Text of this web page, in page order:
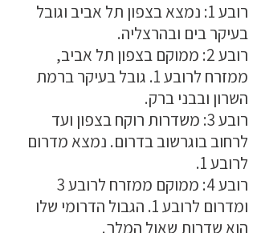
רובע 1: נמצא בצפון תל אביב וגובל
בעיקר בים ובהרצליה.
רובע 2: ממוקם בצפון תל אביב,
ממזרח לרובע 1. גובל בעיקר ברמת
השרון ובבני ברק.
רובע 3: משדרות רוקח בצפון ועד
לרחוב בוגרשוב בדרום. נמצא מדרום
לרובע 1.
רובע 4: ממוקם ממזרח לרובע 3
ומדרום לרובע 1. הגבול הדרומי שלו
הוא שדרות שאול המלך.